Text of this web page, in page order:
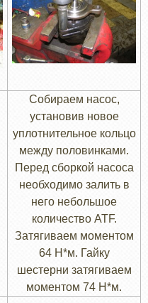
Собираем насос,
установив новое
уплотнительное кольцо
между половинками.
Перед сборкой насоса
необходимо залить в
него небольшое
количество ATF.
Затягиваем моментом
64 H*м. Гайку
шестерни затягиваем
моментом 74 Н*м.